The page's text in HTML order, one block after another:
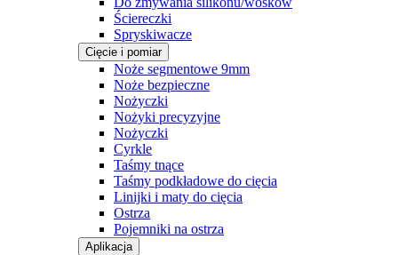
Ściereczki
Spryskiwacze
Cięcie i pomiar
Noże segmentowe 9mm
Noże bezpieczne
Nożyczki
Nożyki precyzyjne
Nożyczki
Cyrkle
Taśmy tnące
Taśmy podkładowe do cięcia
Linijki i maty do cięcia
Ostrza
Pojemniki na ostrza
Aplikacja